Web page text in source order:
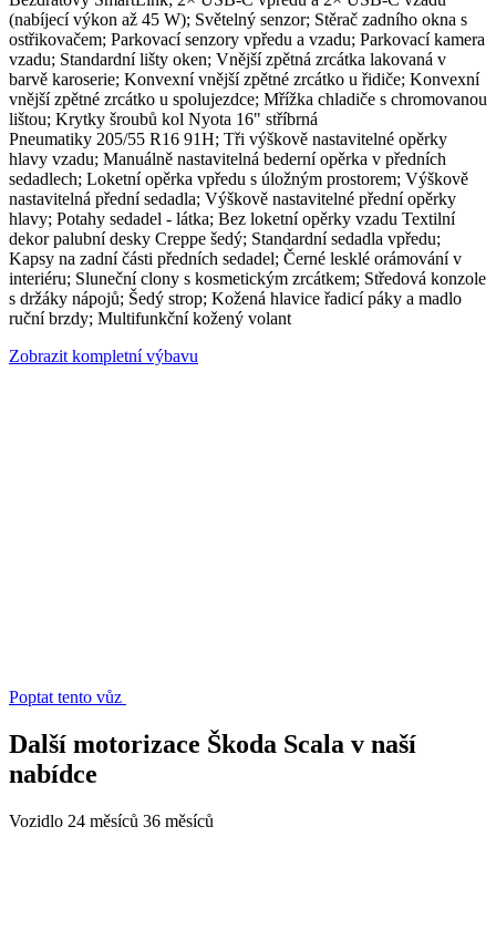
(nabíjecí výkon až 45 W); Světelný senzor; Stěrač zadního okna s
ostřikovačem; Parkovací senzory vpředu a vzadu; Parkovací kamera
vzadu; Standardní lišty oken; Vnější zpětná zrcátka lakovaná v
barvě karoserie; Konvexní vnější zpětné zrcátko u řidiče; Konvexní
vnější zpětné zrcátko u spolujezdce; Mřížka chladiče s chromovanou
lištou; Krytky šroubů kol Nyota 16" stříbrná
Pneumatiky 205/55 R16 91H; Tři výškově nastavitelné opěrky
hlavy vzadu; Manuálně nastavitelná bederní opěrka v předních
sedadlech; Loketní opěrka vpředu s úložným prostorem; Výškově
nastavitelná přední sedadla; Výškově nastavitelné přední opěrky
hlavy; Potahy sedadel - látka; Bez loketní opěrky vzadu Textilní
dekor palubní desky Creppe šedý; Standardní sedadla vpředu;
Kapsy na zadní části předních sedadel; Černé lesklé orámování v
interiéru; Sluneční clony s kosmetickým zrcátkem; Středová konzole
s držáky nápojů; Šedý strop; Kožená hlavice řadicí páky a madlo
ruční brzdy; Multifunkční kožený volant
Zobrazit kompletní výbavu
Poptat tento vůz
Další motorizace Škoda Scala v naší
nabídce
Vozidlo 24 měsíců 36 měsíců